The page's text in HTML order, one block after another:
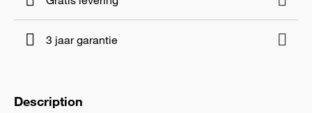
3 jaar garantie
Description